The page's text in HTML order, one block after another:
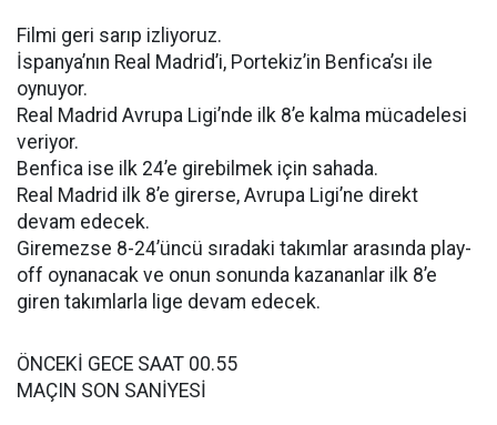
Filmi geri sarıp izliyoruz.
İspanya’nın Real Madrid’i, Portekiz’in Benfica’sı ile
oynuyor.
Real Madrid Avrupa Ligi’nde ilk 8’e kalma mücadelesi
veriyor.
Benfica ise ilk 24’e girebilmek için sahada.
Real Madrid ilk 8’e girerse, Avrupa Ligi’ne direkt
devam edecek.
Giremezse 8-24’üncü sıradaki takımlar arasında play-
off oynanacak ve onun sonunda kazananlar ilk 8’e
giren takımlarla lige devam edecek.
ÖNCEKİ GECE SAAT 00.55
MAÇIN SON SANİYESİ